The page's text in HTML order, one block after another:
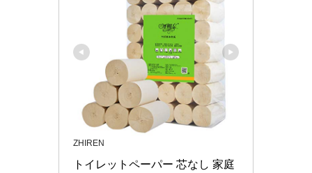
ZHIREN
トイレットペーパー 芯なし 家庭